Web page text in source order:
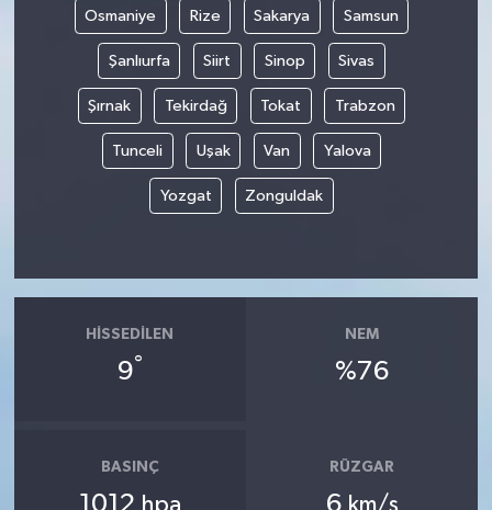
Osmaniye Rize Sakarya Samsun
Şanlıurfa Siirt Sinop Sivas
Şırnak Tekirdağ Tokat Trabzon
Tunceli Uşak Van Yalova
Yozgat Zonguldak
HISSEDILEN
9°
NEM
%76
BASINÇ RÜZGAR